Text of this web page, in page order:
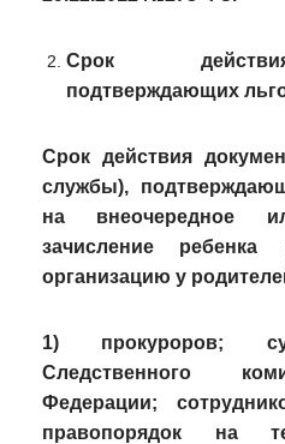
Срок
подтверждающих
Срок действия
службы),
на внеочередное
зачисление ребенка
организацию у
1) прокуроров;
Следственного
Федерации;
правопорядок на